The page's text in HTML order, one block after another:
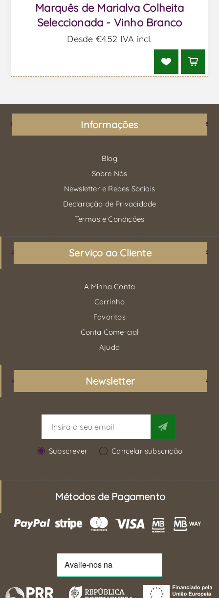
Marquês de Marialva Colheita
Seleccionada - Vinho Branco
Desde €4,52 IVA incl.
Informações
Blog
Sobre Nós
Newsletter e Redes Sociais
Declaração de Privacidade
Termos e Condições
Serviço ao Cliente
A Minha Conta
Carrinho
Favoritos
Conta Comercial
Ajuda
Newsletter
Subscrever Cancelar subscrição
Métodos de Pagamento